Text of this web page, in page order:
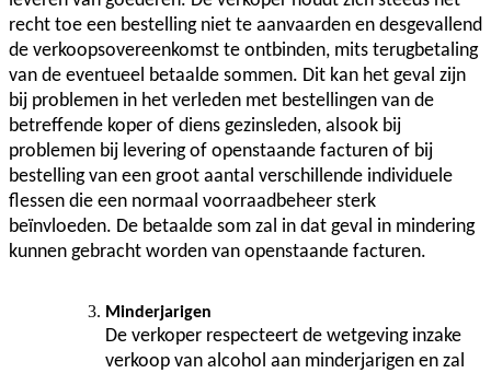
recht toe een bestelling niet te aanvaarden en desgevallend
de verkoopsovereenkomst te ontbinden, mits terugbetaling
van de eventueel betaalde sommen. Dit kan het geval zijn
bij problemen in het verleden met bestellingen van de
betreffende koper of diens gezinsleden, alsook bij
problemen bij levering of openstaande facturen of bij
bestelling van een groot aantal verschillende individuele
flessen die een normaal voorraadbeheer sterk
beïnvloeden. De betaalde som zal in dat geval in mindering
kunnen gebracht worden van openstaande facturen.
Minderjarigen
De verkoper respecteert de wetgeving inzake
verkoop van alcohol aan minderjarigen en zal